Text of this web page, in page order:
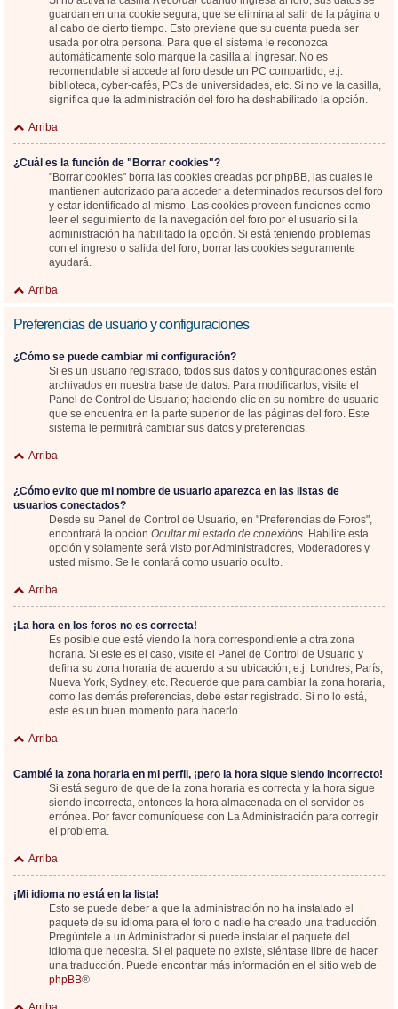
guardan en una cookie segura, que se elimina al salir de la página o
al cabo de cierto tiempo. Esto previene que su cuenta pueda ser
usada por otra persona. Para que el sistema le reconozca
automáticamente solo marque la casilla al ingresar. No es
recomendable si accede al foro desde un PC compartido, e.j.
biblioteca, cyber-cafés, PCs de universidades, etc. Si no ve la casilla,
significa que la administración del foro ha deshabilitado la opción.
Arriba
¿Cuál es la función de "Borrar cookies"?
"Borrar cookies" borra las cookies creadas por phpBB, las cuales le
mantienen autorizado para acceder a determinados recursos del foro
y estar identificado al mismo. Las cookies proveen funciones como
leer el seguimiento de la navegación del foro por el usuario si la
administración ha habilitado la opción. Si está teniendo problemas
con el ingreso o salida del foro, borrar las cookies seguramente
ayudará.
Arriba
Preferencias de usuario y configuraciones
¿Cómo se puede cambiar mi configuración?
Si es un usuario registrado, todos sus datos y configuraciones están
archivados en nuestra base de datos. Para modificarlos, visite el
Panel de Control de Usuario; haciendo clic en su nombre de usuario
que se encuentra en la parte superior de las páginas del foro. Este
sistema le permitirá cambiar sus datos y preferencias.
Arriba
¿Cómo evito que mi nombre de usuario aparezca en las listas de
usuarios conectados?
Desde su Panel de Control de Usuario, en "Preferencias de Foros",
encontrará la opción Ocultar mi estado de conexións. Habilite esta
opción y solamente será visto por Administradores, Moderadores y
usted mismo. Se le contará como usuario oculto.
Arriba
¡La hora en los foros no es correcta!
Es posible que esté viendo la hora correspondiente a otra zona
horaria. Si este es el caso, visite el Panel de Control de Usuario y
defina su zona horaria de acuerdo a su ubicación, e.j. Londres, París,
Nueva York, Sydney, etc. Recuerde que para cambiar la zona horaria,
como las demás preferencias, debe estar registrado. Si no lo está,
este es un buen momento para hacerlo.
Arriba
Cambié la zona horaria en mi perfil, ¡pero la hora sigue siendo incorrecto!
Si está seguro de que de la zona horaria es correcta y la hora sigue
siendo incorrecta, entonces la hora almacenada en el servidor es
errónea. Por favor comuníquese con La Administración para corregir
el problema.
Arriba
¡Mi idioma no está en la lista!
Esto se puede deber a que la administración no ha instalado el
paquete de su idioma para el foro o nadie ha creado una traducción.
Pregúntele a un Administrador si puede instalar el paquete del
idioma que necesita. Si el paquete no existe, siéntase libre de hacer
una traducción. Puede encontrar más información en el sitio web de
phpBB®